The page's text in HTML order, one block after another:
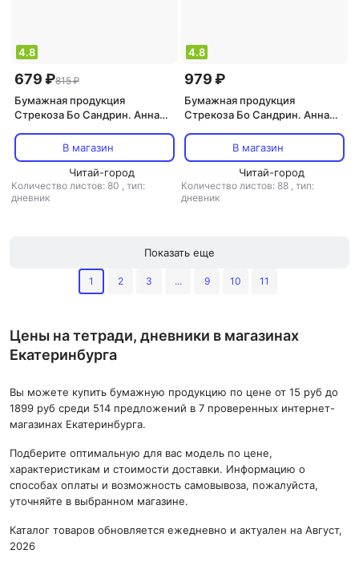
4.8
679 ₽815 ₽
Бумажная продукция
Стрекоза Бо Сандрин. Анна
Первый триумф
В магазин
Читай-город
Количество листов: 80 , тип:
дневник
4.8
979 ₽
Бумажная продукция
Стрекоза Бо Сандрин. Анна
Трудное искусство балета
В магазин
Читай-город
Количество листов: 88 , тип:
дневник
Показать еще
1 2 3 ... 9 10 11
Цены на тетради, дневники в магазинах
Екатеринбурга
Вы можете купить бумажную продукцию по цене от 15 руб до
1899 руб среди 514 предложений в 7 проверенных интернет-
магазинах Екатеринбурга.
Подберите оптимальную для вас модель по цене,
характеристикам и стоимости доставки. Информацию о
способах оплаты и возможность самовывоза, пожалуйста,
уточняйте в выбранном магазине.
Каталог товаров обновляется ежедневно и актуален на Август,
2026